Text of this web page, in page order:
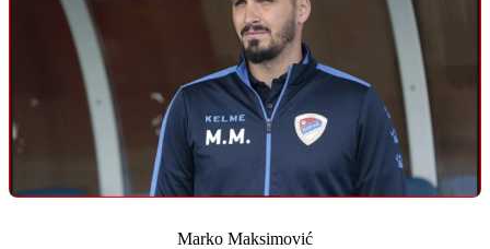
Marko Maksimović